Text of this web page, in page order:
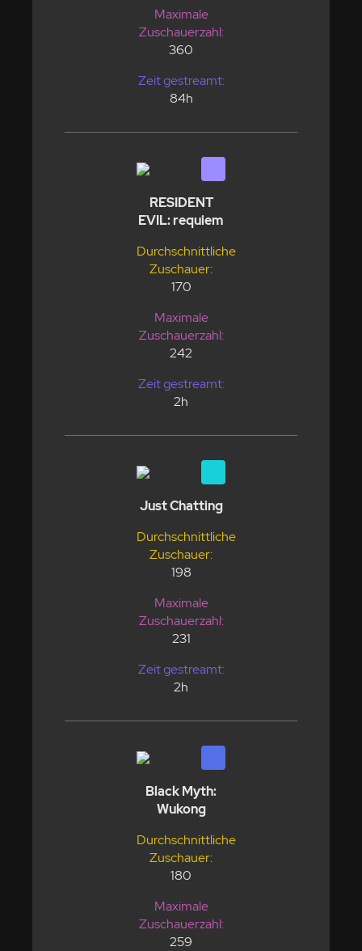
Maximale
Zuschauerzahl:
360
Zeit gestreamt:
84h
RESIDENT
EVIL: requiem
Durchschnittliche
Zuschauer:
170
Maximale
Zuschauerzahl:
242
Zeit gestreamt:
2h
Just Chatting
Durchschnittliche
Zuschauer:
198
Maximale
Zuschauerzahl:
231
Zeit gestreamt:
2h
Black Myth:
Wukong
Durchschnittliche
Zuschauer:
180
Maximale
Zuschauerzahl:
259